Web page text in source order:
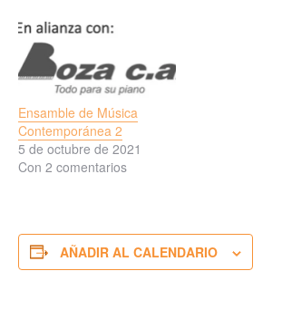
Director Musical Luis
Ernesto Gómez Resolana
(2015) Percusión sola
Alejandro Nava The
Jungle’s Sounds (2020)
Cuarteto de percusión
Estreno mundial Jhoan
Ascanio (2002) Integración
(2020) Quinteto de…
Ensamble de Música
Contemporánea 2
5 de octubre de 2021
Con 2 comentarios
AÑADIR AL CALENDARIO